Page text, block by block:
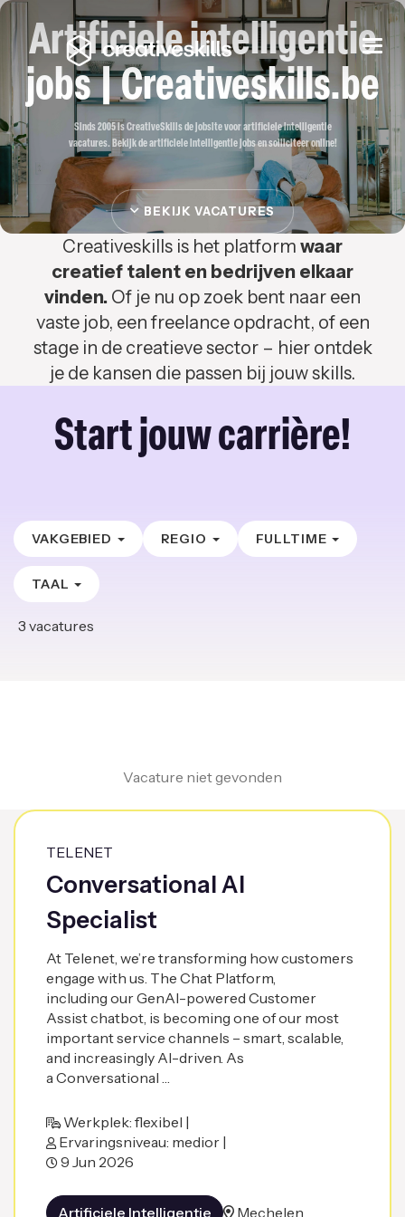
Artificiele intelligentie
jobs | Creativeskills.be
Sinds 2005 is CreativeSkills de jobsite voor artificiele intelligentie
vacatures. Bekijk de artificiele intelligentie jobs en solliciteer online!
BEKIJK VACATURES
Creativeskills is het platform waar
creatief talent en bedrijven elkaar
vinden. Of je nu op zoek bent naar een
vaste job, een freelance opdracht, of een
stage in de creatieve sector – hier ontdek
je de kansen die passen bij jouw skills.
Start jouw carrière!
VAKGEBIED REGIO FULLTIME
TAAL
3 vacatures
Vacature niet gevonden
TELENET
Conversational AI
Specialist
At Telenet, we’re transforming how customers
engage with us. The Chat Platform,
including our GenAI-powered Customer
Assist chatbot, is becoming one of our most
important service channels – smart, scalable,
and increasingly AI-driven. As
a Conversational …
Werkplek: flexibel |
Ervaringsniveau: medior |
9 Jun 2026
Artificiele Intelligentie Mechelen